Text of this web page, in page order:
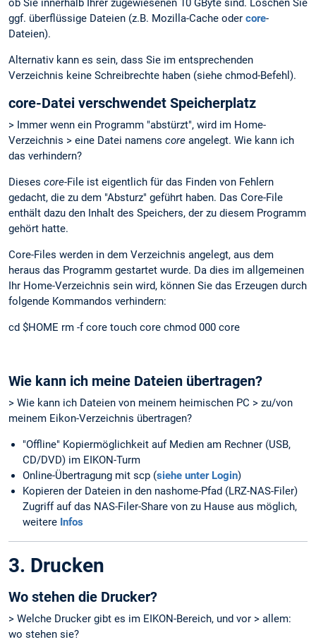
ob Sie innerhalb Ihrer zugewiesenen 10 GByte sind. Löschen Sie
ggf. überflüssige Dateien (z.B. Mozilla-Cache oder core-
Dateien).
Alternativ kann es sein, dass Sie im entsprechenden
Verzeichnis keine Schreibrechte haben (siehe chmod-Befehl).
core-Datei verschwendet Speicherplatz
> Immer wenn ein Programm "abstürzt", wird im Home-
Verzeichnis > eine Datei namens core angelegt. Wie kann ich
das verhindern?
Dieses core-File ist eigentlich für das Finden von Fehlern
gedacht, die zu dem "Absturz" geführt haben. Das Core-File
enthält dazu den Inhalt des Speichers, der zu diesem Programm
gehört hatte.
Core-Files werden in dem Verzeichnis angelegt, aus dem
heraus das Programm gestartet wurde. Da dies im allgemeinen
Ihr Home-Verzeichnis sein wird, können Sie das Erzeugen durch
folgende Kommandos verhindern:
cd $HOME rm -f core touch core chmod 000 core
Wie kann ich meine Dateien übertragen?
> Wie kann ich Dateien von meinem heimischen PC > zu/von
meinem Eikon-Verzeichnis übertragen?
"Offline" Kopiermöglichkeit auf Medien am Rechner (USB,
CD/DVD) im EIKON-Turm
Online-Übertragung mit scp (siehe unter Login)
Kopieren der Dateien in den nashome-Pfad (LRZ-NAS-Filer)
Zugriff auf das NAS-Filer-Share von zu Hause aus möglich,
weitere Infos
3. Drucken
Wo stehen die Drucker?
> Welche Drucker gibt es im EIKON-Bereich, und vor > allem:
wo stehen sie?